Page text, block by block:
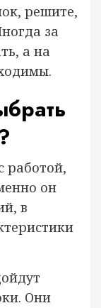
решите,
за
а на
работой,
он
в
Они